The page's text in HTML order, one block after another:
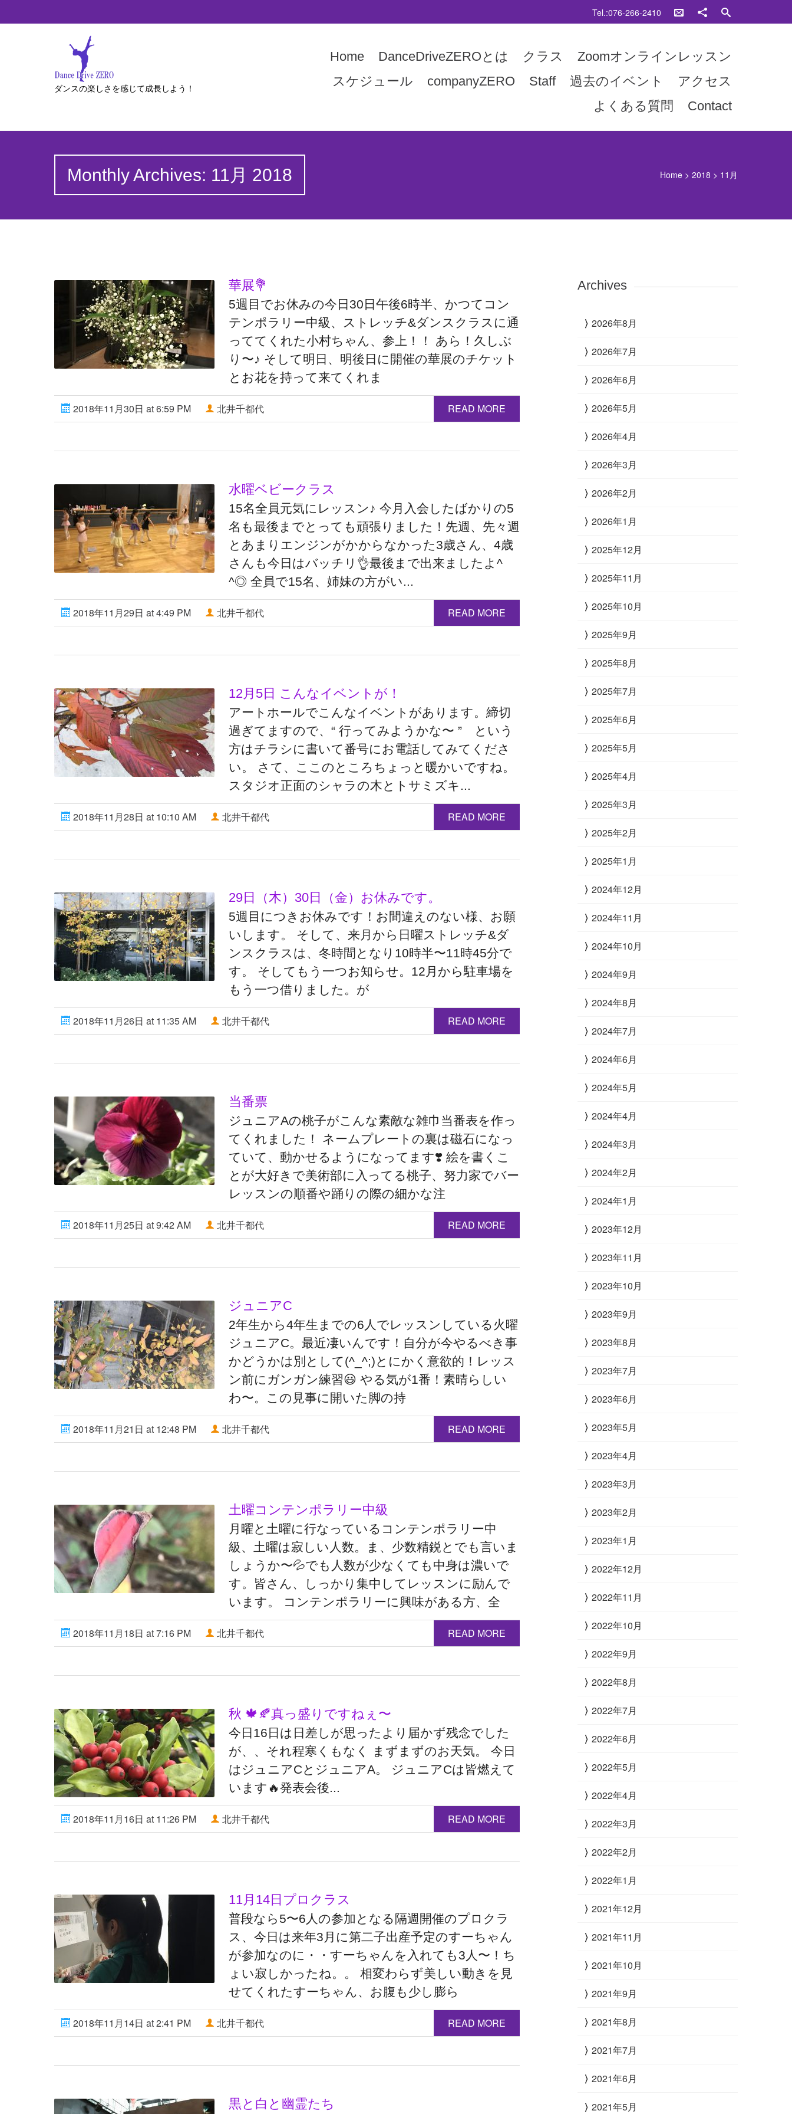
Tel.:076-266-2410
ダンスの楽しさを感じて成長しよう！
Home DanceDriveZEROとは クラス
Zoomオンラインレッスン
スケジュール
companyZERO Staff 過去のイベント
アクセス
よくある質問
Contact
Monthly Archives: 11月 2018 Home >2018 > 11月
華展💐
5週目でお休みの今日30日午後6時半、かつてコン
テンポラリー中級、ストレッチ&ダンスクラスに通
っててくれた小村ちゃん、参上！！ あら！久しぶ
り〜♪ そして明日、明後日に開催の華展のチケット
とお花を持って来てくれま
2018年11月30日 at 6:59 PM 北井千都代 READ MORE
水曜ベビークラス
15名全員元気にレッスン♪ 今月入会したばかりの5
名も最後までとっても頑張りました！先週、先々週
とあまりエンジンがかからなかった3歳さん、4歳
さんも今日はバッチリ👌最後まで出来ましたよ^
^◎ 全員で15名、姉妹の方がい...
2018年11月29日 at 4:49 PM 北井千都代 READ MORE
12月5日 こんなイベントが！
アートホールでこんなイベントがあります。締切
過ぎてますので、“ 行ってみようかな〜 ” という
方はチラシに書いて番号にお電話してみてくださ
い。 さて、ここのところちょっと暖かいですね。
スタジオ正面のシャラの木とトサミズキ...
2018年11月28日 at 10:10 AM 北井千都代 READ MORE
29日（木）30日（金）お休みです。
5週目につきお休みです！お間違えのない様、お願
いします。 そして、来月から日曜ストレッチ&ダ
ンスクラスは、冬時間となり10時半〜11時45分で
す。 そしてもう一つお知らせ。12月から駐車場を
もう一つ借りました。が
2018年11月26日 at 11:35 AM 北井千都代 READ MORE
当番票
ジュニアAの桃子がこんな素敵な雑巾当番表を作っ
てくれました！ ネームプレートの裏は磁石になっ
ていて、動かせるようになってます❣️ 絵を書くこ
とが大好きで美術部に入ってる桃子、努力家でバー
レッスンの順番や踊りの際の細かな注
2018年11月25日 at 9:42 AM 北井千都代 READ MORE
ジュニアC
2年生から4年生までの6人でレッスンしている火曜
ジュニアC。最近凄いんです！自分が今やるべき事
かどうかは別として(^_^;)とにかく意欲的！レッス
ン前にガンガン練習😃 やる気が1番！素晴らしい
わ〜。この見事に開いた脚の持
2018年11月21日 at 12:48 PM 北井千都代 READ MORE
土曜コンテンポラリー中級
月曜と土曜に行なっているコンテンポラリー中
級、土曜は寂しい人数。ま、少数精鋭とでも言いま
しょうか〜💦でも人数が少なくても中身は濃いで
す。皆さん、しっかり集中してレッスンに励んで
います。 コンテンポラリーに興味がある方、全
2018年11月18日 at 7:16 PM 北井千都代 READ MORE
秋 🍁🍂真っ盛りですねぇ〜
今日16日は日差しが思ったより届かず残念でした
が、、それ程寒くもなく まずまずのお天気。 今日
はジュニアCとジュニアA。 ジュニアCは皆燃えて
います🔥発表会後...
2018年11月16日 at 11:26 PM 北井千都代 READ MORE
11月14日プロクラス
普段なら5〜6人の参加となる隔週開催のプロクラ
ス、今日は来年3月に第二子出産予定のすーちゃん
が参加なのに・・すーちゃんを入れても3人〜！ち
ょい寂しかったね。。 相変わらず美しい動きを見
せてくれたすーちゃん、お腹も少し膨ら
2018年11月14日 at 2:41 PM 北井千都代 READ MORE
黒と白と幽霊たち
Archives
2026年8月
2026年7月
2026年6月
2026年5月
2026年4月
2026年3月
2026年2月
2026年1月
2025年12月
2025年11月
2025年10月
2025年9月
2025年8月
2025年7月
2025年6月
2025年5月
2025年4月
2025年3月
2025年2月
2025年1月
2024年12月
2024年11月
2024年10月
2024年9月
2024年8月
2024年7月
2024年6月
2024年5月
2024年4月
2024年3月
2024年2月
2024年1月
2023年12月
2023年11月
2023年10月
2023年9月
2023年8月
2023年7月
2023年6月
2023年5月
2023年4月
2023年3月
2023年2月
2023年1月
2022年12月
2022年11月
2022年10月
2022年9月
2022年8月
2022年7月
2022年6月
2022年5月
2022年4月
2022年3月
2022年2月
2022年1月
2021年12月
2021年11月
2021年10月
2021年9月
2021年8月
2021年7月
2021年6月
2021年5月